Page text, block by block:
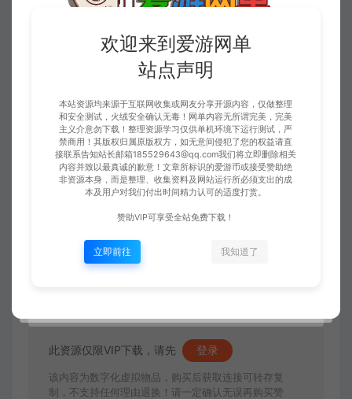
此资源仅限VIP下载，请先 登录
该内容为数字化虚拟物品，购买后获取连接可转存复
制，不支持任何理由退换！请一定确认无误再购买赞
欢迎来到爱游网单
站点声明
本站资源均来源于互联网收集或网友分享开源内容，仅做整理
和安全测试，火绒安全确认无毒！网单内容无所谓完美，完美
主义介意勿下载！整理资源学习仅供单机环境下运行测试，严
禁商用！其版权归属原版权方，如无意间侵犯了您的权益请直
接联系告知站长邮箱185529643@qq.com我们将立即删除相关
内容并致以最真诚的歉意！文章所标识的爱游币或接受赞助绝
非资源本身，而是整理、收集资料及网站运行所必须支出的成
本及用户对我们付出时间精力认可的适度打赏。
赞助VIP可享受全站免费下载！
立即前往 我知道了